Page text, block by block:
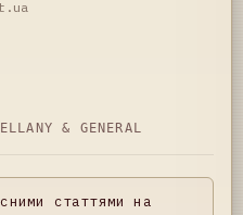
& GENERAL
статтями на